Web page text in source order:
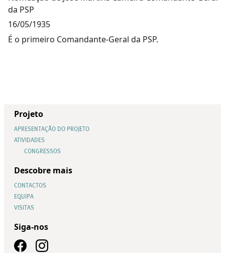
da PSP
16/05/1935
É o primeiro Comandante-Geral da PSP.
Projeto
APRESENTAÇÃO DO PROJETO
ATIVIDADES
CONGRESSOS
Descobre mais
CONTACTOS
EQUIPA
VISITAS
Siga-nos